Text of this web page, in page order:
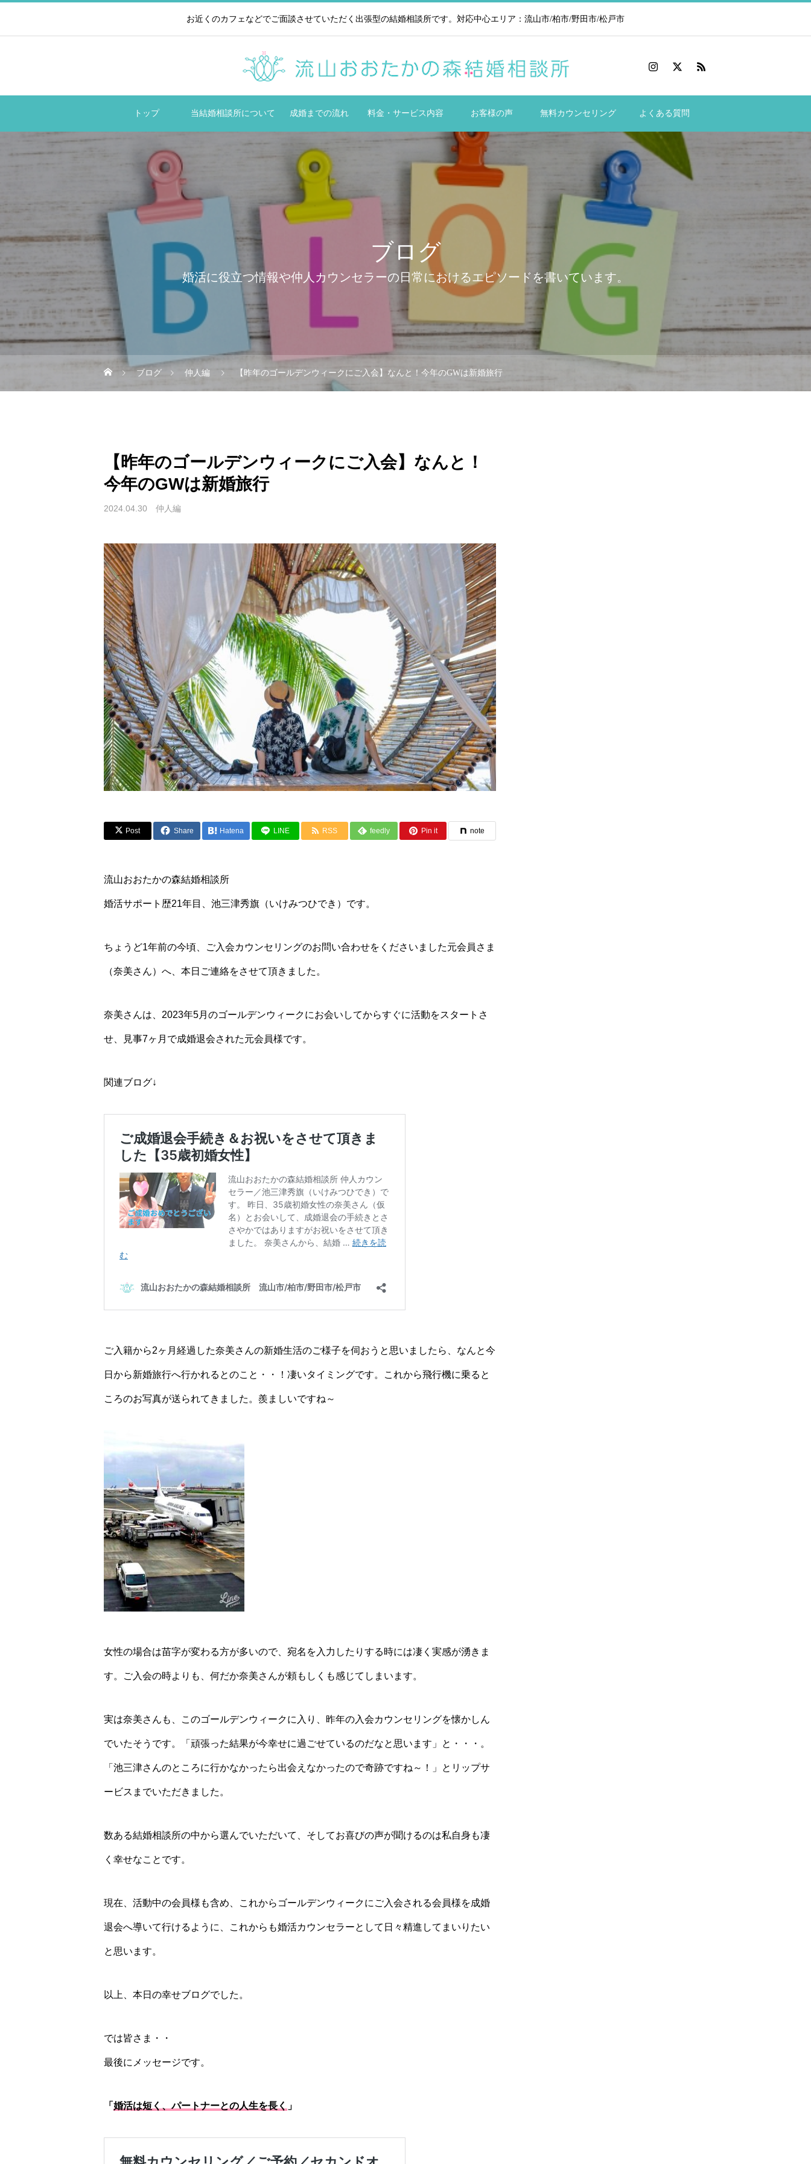
お近くのカフェなどでご面談させていただく出張型の結婚相談所です。対応中心エリア：流山市/柏市/野田市/松戸市
トップ 当結婚相談所について 成婚までの流れ 料金・サービス内容 お客様の声 無料カウンセリング よくある質問
ブログ
婚活に役立つ情報や仲人カウンセラーの日常におけるエピソードを書いています。
ブログ 仲人編 【昨年のゴールデンウィークにご入会】なんと！今年のGWは新婚旅行
【昨年のゴールデンウィークにご入会】なんと！
今年のGWは新婚旅行
2024.04.30 仲人編
Post Share Hatena LINE RSS feedly Pin it note
流山おおたかの森結婚相談所
婚活サポート歴21年目、池三津秀旗（いけみつひでき）です。
ちょうど1年前の今頃、ご入会カウンセリングのお問い合わせをくださいました元会員さま
（奈美さん）へ、本日ご連絡をさせて頂きました。
奈美さんは、2023年5月のゴールデンウィークにお会いしてからすぐに活動をスタートさ
せ、見事7ヶ月で成婚退会された元会員様です。
関連ブログ↓
ご入籍から2ヶ月経過した奈美さんの新婚生活のご様子を伺おうと思いましたら、なんと今
日から新婚旅行へ行かれるとのこと・・！凄いタイミングです。これから飛行機に乗ると
ころのお写真が送られてきました。羨ましいですね～
女性の場合は苗字が変わる方が多いので、宛名を入力したりする時には凄く実感が湧きま
す。ご入会の時よりも、何だか奈美さんが頼もしくも感じてしまいます。
実は奈美さんも、このゴールデンウィークに入り、昨年の入会カウンセリングを懐かしん
でいたそうです。「頑張った結果が今幸せに過ごせているのだなと思います」と・・・。
「池三津さんのところに行かなかったら出会えなかったので奇跡ですね～！」とリップサ
ービスまでいただきました。
数ある結婚相談所の中から選んでいただいて、そしてお喜びの声が聞けるのは私自身も凄
く幸せなことです。
現在、活動中の会員様も含め、これからゴールデンウィークにご入会される会員様を成婚
退会へ導いて行けるように、これからも婚活カウンセラーとして日々精進してまいりたい
と思います。
以上、本日の幸せブログでした。
では皆さま・・
最後にメッセージです。
「 婚活は短く、パートナーとの人生を長く 」